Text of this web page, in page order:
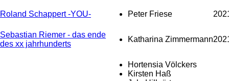
Roland Schappert -YOU- Peter Friese
Sebastian Riemer - das ende
des xx jahrhunderts
Katharina Zimmermann
Hortensia Völckers
Kirsten Haß